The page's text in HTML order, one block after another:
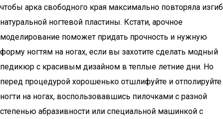
чтобы арка свободного края максимально повторяла изгиб
натуральной ногтевой пластины. Кстати, арочное
моделирование поможет придать прочность и нужную
форму ногтям на ногах, если вы захотите сделать модный
педикюр с красивым дизайном в теплые летние дни. Но
перед процедурой хорошенько отшлифуйте и отполируйте
ногти на ногах, воспользовавшись пилочками с разной
степенью абразивности или специальной машинкой с